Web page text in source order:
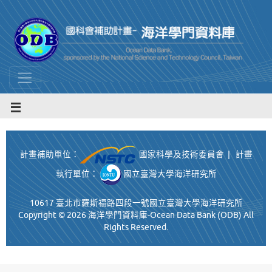
計畫補助單位：
國家科學及技術委員會 | 計畫
執行單位：
國立臺灣大學海洋研究所
10617 臺北市羅斯福路四段一號國立臺灣大學海洋研究所
Copyright © 2026 海洋學門資料庫-Ocean Data Bank (ODB) All
Rights Reserved.